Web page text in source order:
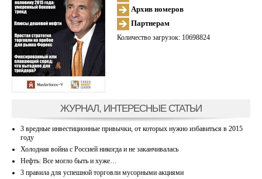
Архив номеров
Партнерам
Количество загрузок: 10698824
ЖУРНАЛ, ИНТЕРЕСНЫЕ СТАТЬИ
3 вредные инвестиционные привычки, от которых нужно избавиться в 2015
году
Холодная война с Россией никогда и не заканчивалась
Нефть: Все могло быть и хуже…
3 правила для успешной торговли мусорными акциями